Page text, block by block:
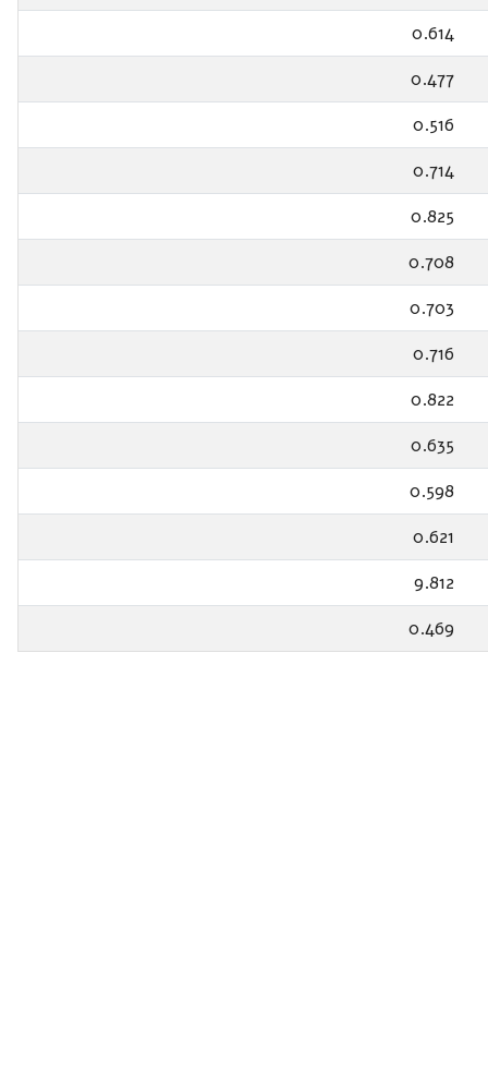
0.614
0.477
0.516
0.714
0.825
0.708
0.703
0.716
0.822
0.635
0.598
0.621
9.812
0.469